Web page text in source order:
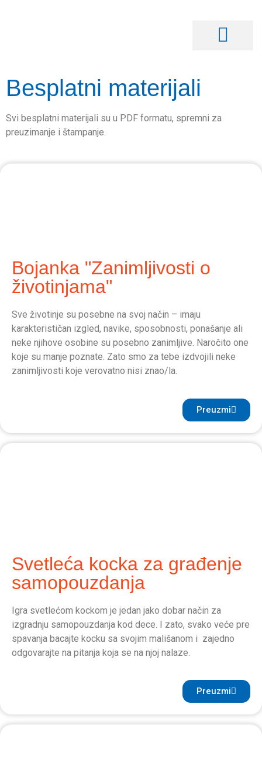
Besplatni materijali
Svi besplatni materijali su u PDF formatu, spremni za
preuzimanje i štampanje.
Bojanka "Zanimljivosti o
životinjama"
Sve životinje su posebne na svoj način – imaju
karakterističan izgled, navike, sposobnosti, ponašanje ali
neke njihove osobine su posebno zanimljive. Naročito one
koje su manje poznate. Zato smo za tebe izdvojili neke
zanimljivosti koje verovatno nisi znao/la.
Preuzmi
Svetleća kocka za građenje
samopouzdanja
Igra svetlećom kockom je jedan jako dobar način za
izgradnju samopouzdanja kod dece. I zato, svako veće pre
spavanja bacajte kocku sa svojim mališanom i zajedno
odgovarajte na pitanja koja se na njoj nalaze.
Preuzmi